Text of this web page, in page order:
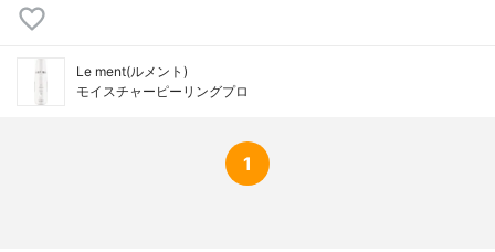
Le ment(ルメント)
モイスチャーピーリングプロ
1